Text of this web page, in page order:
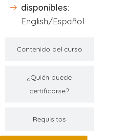
Contenido del curso
¿Quién puede
certificarse?
Requisitos
disponibles:
English/Español